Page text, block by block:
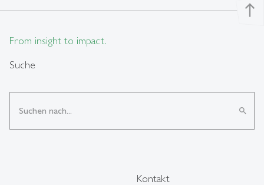
north
From insight to impact.
Suche
search
Kontakt